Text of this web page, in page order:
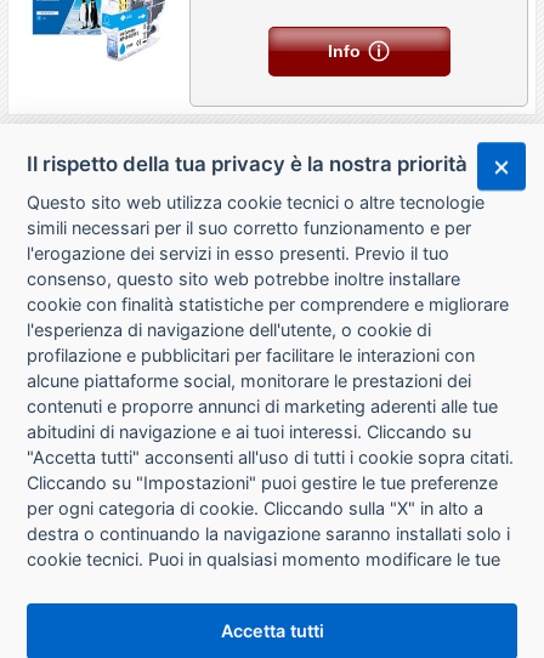
Info
CHI SIAMO
CONTATTI
CONDIZIONI DI VENDITA
RICHIESTA RECESSO
PRIVACY
Il rispetto della tua privacy è la nostra priorità
Questo sito web utilizza cookie tecnici o altre tecnologie
simili necessari per il suo corretto funzionamento e per
l'erogazione dei servizi in esso presenti. Previo il tuo
consenso, questo sito web potrebbe inoltre installare
cookie con finalità statistiche per comprendere e migliorare
l'esperienza di navigazione dell'utente, o cookie di
profilazione e pubblicitari per facilitare le interazioni con
alcune piattaforme social, monitorare le prestazioni dei
contenuti e proporre annunci di marketing aderenti alle tue
abitudini di navigazione e ai tuoi interessi. Cliccando su
"Accetta tutti" acconsenti all'uso di tutti i cookie sopra citati.
Cliccando su "Impostazioni" puoi gestire le tue preferenze
per ogni categoria di cookie. Cliccando sulla "X" in alto a
destra o continuando la navigazione saranno installati solo i
cookie tecnici. Puoi in qualsiasi momento modificare le tue
che si trova in fondo alle pagine del sito. Per maggiori
informazioni consulta la nostraInformativa sui cookie
Accetta tutti